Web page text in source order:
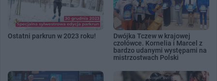
Ostatni parkrun w 2023 roku!
Dwójka Tczew w krajowej
czołówce. Kornelia i Marcel z
bardzo udanymi występami na
mistrzostwach Polski